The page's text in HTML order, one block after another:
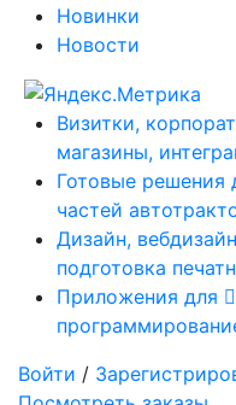
Новинки
Новости
Визитки,
магазины,
Готовые решения
частей
Дизайн,
подготовка
Приложения для
Войти /